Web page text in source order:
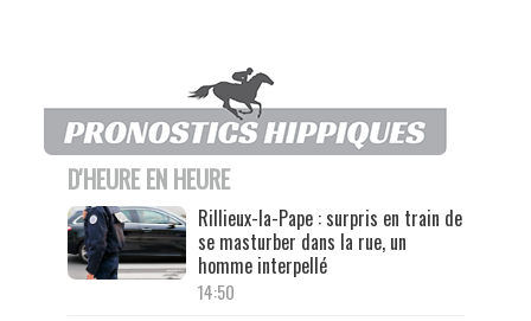
D'HEURE EN HEURE
Rillieux-la-Pape : surpris en train de
se masturber dans la rue, un
homme interpellé
14:50